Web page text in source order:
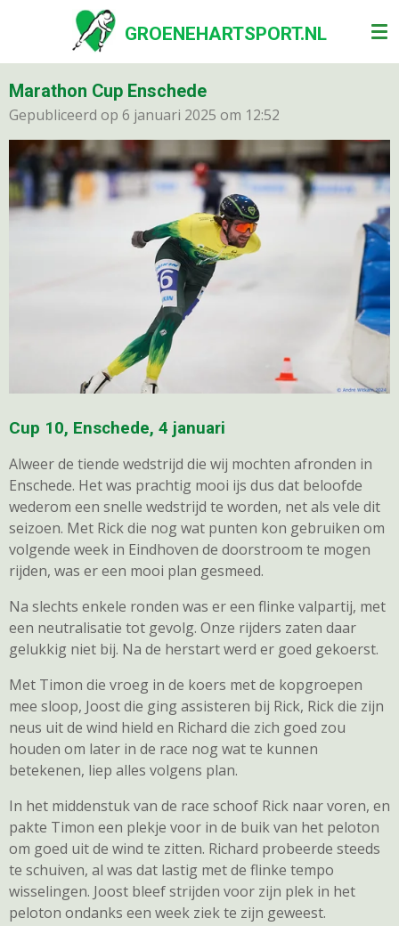
naar
de
GROENEHARTSPORT.NL
Marathon Cup Enschede
Gepubliceerd op 6 januari 2025 om 12:52
Cup 10, Enschede, 4 januari
Alweer de tiende wedstrijd die wij mochten afronden in
Enschede. Het was prachtig mooi ijs dus dat beloofde
wederom een snelle wedstrijd te worden, net als vele dit
seizoen. Met Rick die nog wat punten kon gebruiken om
volgende week in Eindhoven de doorstroom te mogen
rijden, was er een mooi plan gesmeed.
Na slechts enkele ronden was er een flinke valpartij, met
een neutralisatie tot gevolg. Onze rijders zaten daar
gelukkig niet bij. Na de herstart werd er goed gekoerst.
Met Timon die vroeg in de koers met de kopgroepen
mee sloop, Joost die ging assisteren bij Rick, Rick die zijn
neus uit de wind hield en Richard die zich goed zou
houden om later in de race nog wat te kunnen
betekenen, liep alles volgens plan.
In het middenstuk van de race schoof Rick naar voren, en
pakte Timon een plekje voor in de buik van het peloton
om goed uit de wind te zitten. Richard probeerde steeds
te schuiven, al was dat lastig met de flinke tempo
wisselingen. Joost bleef strijden voor zijn plek in het
peloton ondanks een week ziek te zijn geweest.